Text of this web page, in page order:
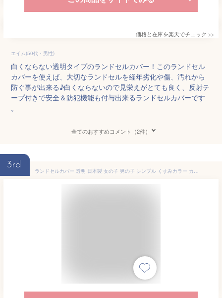
価格と在庫を楽天でチェック >>
エイム(50代・男性)
白くならない透明タイプのランドセルカバー！このランドセル
カバーを使えば、大切なランドセルを経年劣化や傷、汚れから
防ぐ事が出来る♪白くならないので見栄えがとても良く、反射テ
ープ付きで安全＆防犯機能も付与出来るランドセルカバーです
。
全てのおすすめコメント（2件）
3rd
ランドセルカバー 透明 日本製 女の子 男の子 シンプル くすみカラー カラフル 防水 撥水 雨 白くならない 送料無料 かわだい KAWADAI FORESTRY